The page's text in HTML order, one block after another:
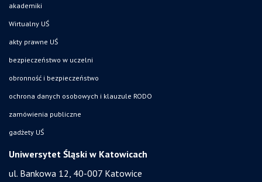
akademiki
Wirtualny UŚ
akty prawne UŚ
bezpieczeństwo w uczelni
obronność i bezpieczeństwo
ochrona danych osobowych i klauzule RODO
zamówienia publiczne
gadżety UŚ
Uniwersytet Śląski w Katowicach
ul. Bankowa 12, 40-007 Katowice